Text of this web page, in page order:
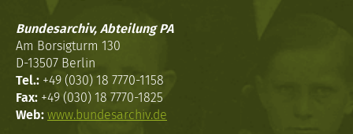
Bundesarchiv, Abteilung PA
Am Borsigturm 130
D-13507 Berlin
Tel.: +49 (030) 18 7770-1158
Fax: +49 (030) 18 7770-1825
Web: www.bundesarchiv.de